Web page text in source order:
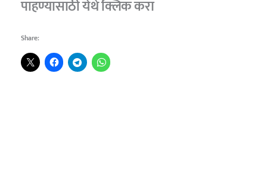
पाहण्यासाठीयेथे क्लिक करा
Share: